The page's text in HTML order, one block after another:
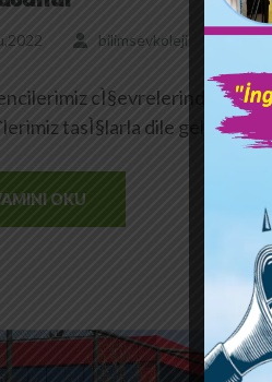
bilimsevkoleji
cÌ§evrelerinden
tasÌ§larla dile geldi.
OKU